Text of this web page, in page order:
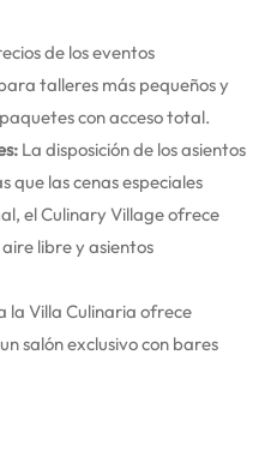
de los eventos
talleres más pequeños y
con acceso total.
La disposición de los asientos
que las cenas especiales
el Culinary Village ofrece
libre y asientos
la Villa Culinaria ofrece
salón exclusivo con bares